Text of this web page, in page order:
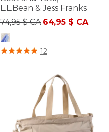
L.L.Bean & Jess Franks
Prix réduit de
74,95 $ CAà64,95 $ CA
3,4 sur 5 Évaluation des clients
12